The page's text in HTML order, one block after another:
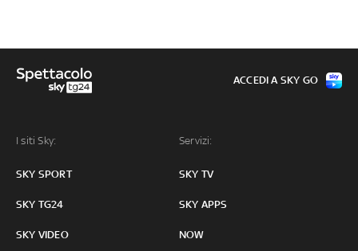
I siti Sky:
SKY SPORT
SKY TG24
SKY VIDEO
Servizi:
SKY TV
SKY APPS
NOW
ACCEDI A SKY GO